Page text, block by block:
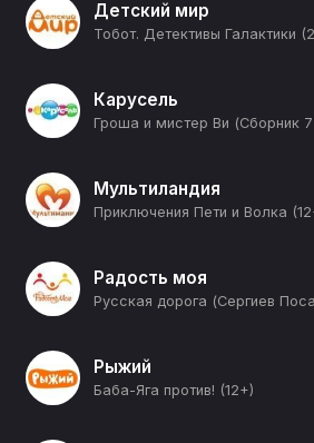
Детский мир
Тобот. Детективы Галактики
Карусель
Гроша и мистер Ви (Сборник
Мультиландия
Приключения Пети и Волка
Радость моя
Русская дорога (Сергиев
Рыжий
Баба-Яга против! (12+)